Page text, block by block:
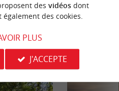
POUR VOUS
des vidéosdont
des cookies.
PLUS
J'ACCEPTE